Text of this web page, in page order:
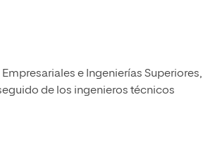
e Ingenierías Superiores,
de los ingenieros técnicos